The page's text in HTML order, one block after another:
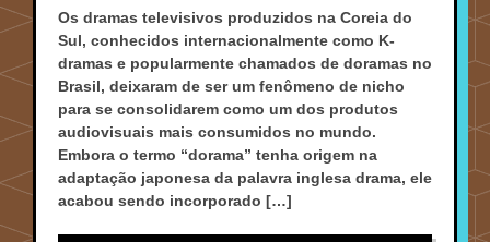
Os dramas televisivos produzidos na Coreia do
Sul, conhecidos internacionalmente como K-
dramas e popularmente chamados de doramas no
Brasil, deixaram de ser um fenômeno de nicho
para se consolidarem como um dos produtos
audiovisuais mais consumidos no mundo.
Embora o termo “dorama” tenha origem na
adaptação japonesa da palavra inglesa drama, ele
acabou sendo incorporado […]